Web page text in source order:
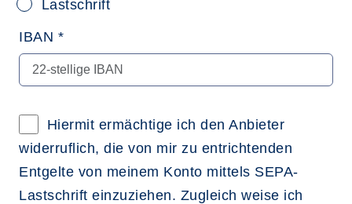
Lastschrift
IBAN *
Hiermit ermächtige ich den Anbieter
widerruflich, die von mir zu entrichtenden
Entgelte von meinem Konto mittels SEPA-
Lastschrift einzuziehen. Zugleich weise ich